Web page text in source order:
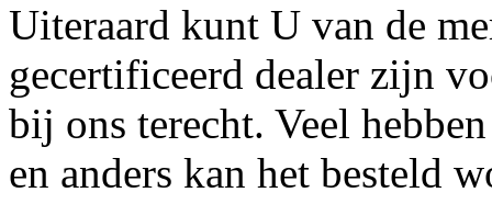
Uiteraard kunt U van de
gecertificeerd dealer zijn
bij ons terecht. Veel
en anders kan het besteld